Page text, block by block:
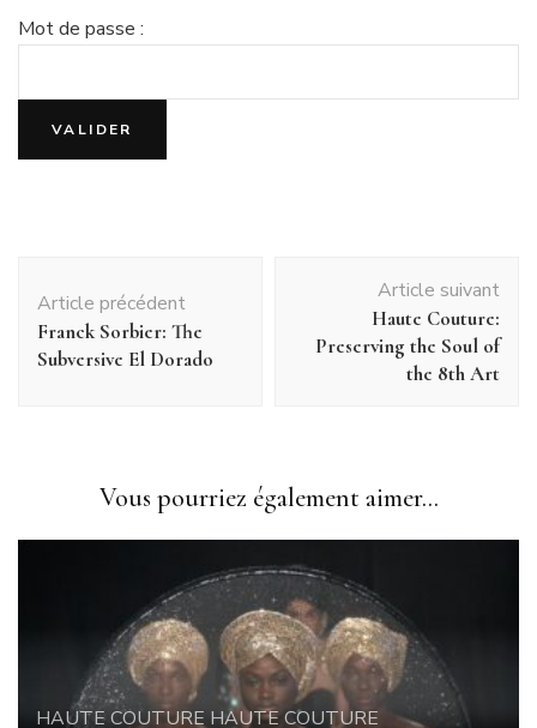
Mot de passe :
d'article
Article précédent
Franck Sorbier: The
Subversive El Dorado
Article suivant
Haute Couture:
Preserving the Soul of
the 8th Art
Vous pourriez également aimer...
HAUTE COUTURE HAUTE COUTURE